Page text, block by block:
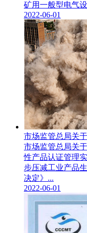
矿用一般型电气
2022-06-01
市场监管总局关
市场监管总局关
性产品认证管理
步压减工业产品
决定》...
2022-06-01